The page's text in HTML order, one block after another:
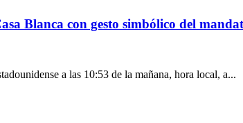
Blanca con gesto simbólico del
a las 10:53 de la mañana, hora local, a...